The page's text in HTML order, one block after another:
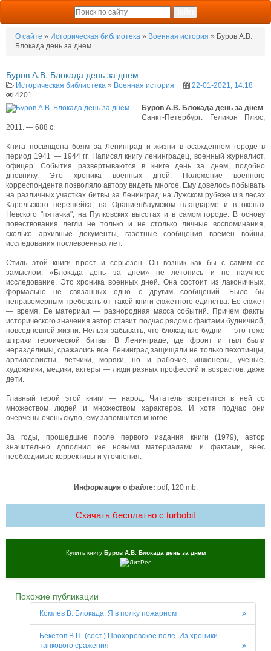
О сайте » Историческая библиотека » Военная история » Буров А.В.
Блокада день за днем
Буров А.В. Блокада день за днем
Историческая библиотека » Военная история
22-01-2021, 14:18
4201
Буров А.В. Блокада день за днем
Санкт-Петербург: Геликон Плюс,
2011. — 688 с.
Книга посвящена боям за Ленинград и жизни в осажденном городе в
период 1941 — 1944 гг. Написал книгу ленинградец, военный журналист,
офицер. События развертываются в книге день за днем, подобно
дневнику. Это хроника военных дней. Положение военного
корреспондента позволяло автору видеть многое. Ему довелось побывать
на различных участках битвы за Ленинград: на Лужском рубеже и в лесах
Карельского перешейка, на Ораниенбаумском плацдарме и в окопах
Невского "пятачка", на Пулковских высотах и в самом городе. В основу
повествования легли не только и не столько личные воспоминания,
сколько архивные документы, газетные сообщения времен войны,
исследования послевоенных лет.
Стиль этой книги прост и серьезен. Он возник как бы с самим ее
замыслом. «Блокада день за днем» не летопись и не научное
исследование. Это хроника военных дней. Она состоит из лаконичных,
формально не связанных одно с другим сообщений. Было бы
неправомерным требовать от такой книги сюжетного единства. Ее сюжет
— время. Ее материал — разнородная масса событий. Причем факты
исторического значения автор ставит подчас рядом с фактами будничной,
повседневной жизни. Нельзя забывать, что блокадные будни — это тоже
штрихи героической битвы. В Ленинграде, где фронт и тыл были
неразделимы, сражались все. Ленинград защищали не только пехотинцы,
артиллеристы, летчики, моряки, но и рабочие, инженеры, ученые,
художники, медики, актеры — люди разных профессий и возрастов, даже
дети.
Главный герой этой книги — народ. Читатель встретится в ней со
множеством людей и множеством характеров. И хотя подчас они
очерчены очень скупо, ему запомнится многое.
За годы, прошедшие после первого издания книги (1979), автор
значительно дополнил ее новыми материалами и фактами, внес
необходимые коррективы и уточнения.
Информация о файле: pdf, 120 mb.
Скачать бесплатно c turbobit
Купить книгу Буров А.В. Блокада день за днем
Похожие публикации
Комлев В. Блокада. Я в полку пожарном
Бекетов В.П. (сост.) Прохоровское поле. Из хроники
танкового сражения